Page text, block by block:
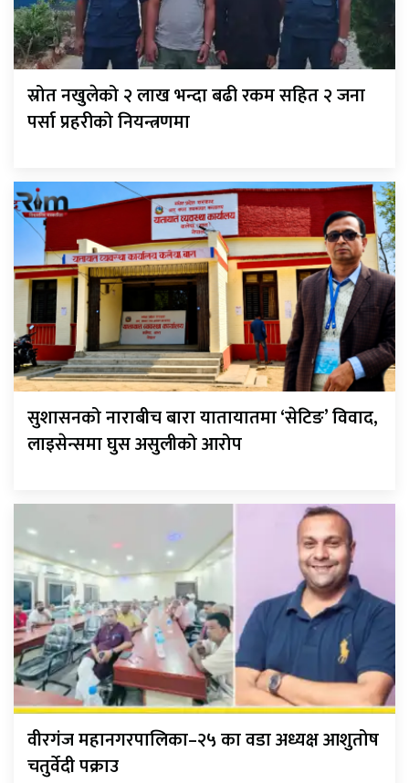
स्रोत नखुलेको २ लाख भन्दा बढी रकम सहित २ जना
पर्सा प्रहरीको नियन्त्रणमा
सुशासनको नाराबीच बारा यातायातमा ‘सेटिङ’ विवाद,
लाइसेन्समा घुस असुलीको आरोप
वीरगंज महानगरपालिका–२५ का वडा अध्यक्ष आशुतोष
चतुर्वेदी पक्राउ